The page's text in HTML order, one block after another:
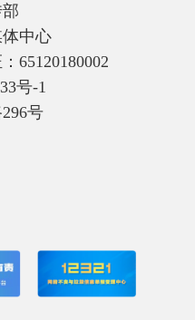
中心
65120180002
号-1
号